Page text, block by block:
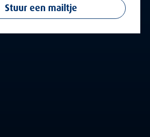
Stuur een mailtje